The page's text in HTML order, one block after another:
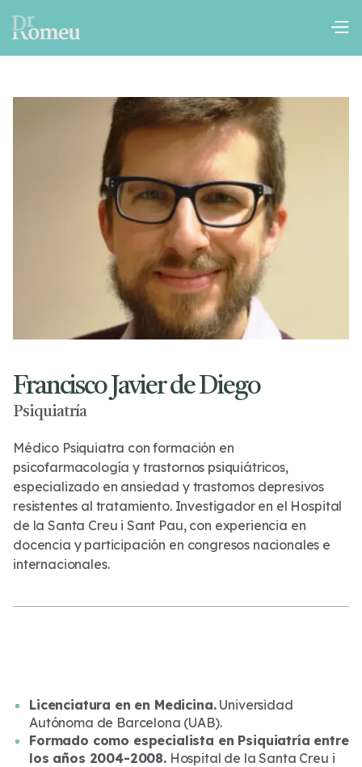
Francisco Javier de Diego
Psiquiatría
Médico Psiquiatra con formación en
psicofarmacología y trastornos psiquiátricos,
especializado en ansiedad y trastornos depresivos
resistentes al tratamiento. Investigador en el Hospital
de la Santa Creu i Sant Pau, con experiencia en
docencia y participación en congresos nacionales e
internacionales.
Licenciatura en en Medicina.Universidad
Autónoma de Barcelona (UAB).
Formado como especialista en Psiquiatría entre
los años 2004-2008.Hospital de la Santa Creu i